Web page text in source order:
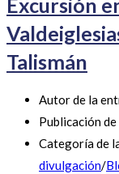
Talismán
Autor de la
Publicación
Categoría de
divulgación/